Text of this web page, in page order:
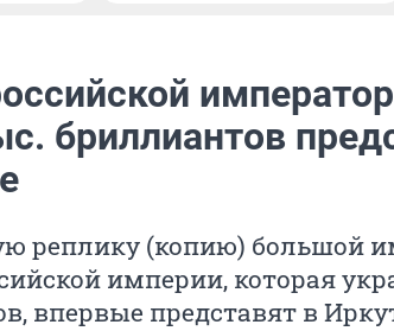
бриллиантов
реплику (копию) большой
империи, которая
впервые представят в